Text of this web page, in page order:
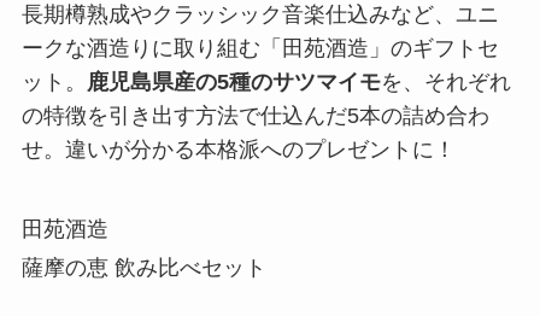
長期樽熟成やクラッシック音楽仕込みなど、ユニ
ークな酒造りに取り組む「田苑酒造」のギフトセ
ット。
鹿児島県産の5種のサツマイモを、それぞれ
の特徴を引き出す方法で仕込んだ5本の詰め合わ
せ。違いが分かる本格派へのプレゼントに！
田苑酒造
薩摩の恵 飲み比べセット